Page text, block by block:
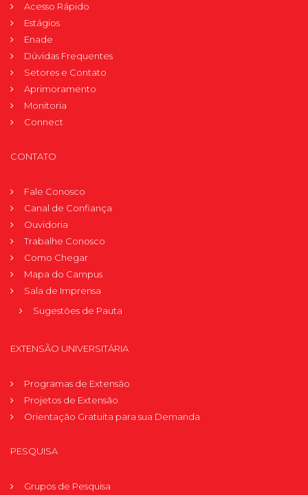
Acesso Rápido
Estágios
Enade
Dúvidas Frequentes
Setores e Contato
Aprimoramento
Monitoria
Connect
CONTATO
Fale Conosco
Canal de Confiança
Ouvidoria
Trabalhe Conosco
Como Chegar
Mapa do Campus
Sala de Imprensa
Sugestões de Pauta
EXTENSÃO UNIVERSITÁRIA
Programas de Extensão
Projetos de Extensão
Orientação Gratuita para sua Demanda
PESQUISA
Grupos de Pesquisa